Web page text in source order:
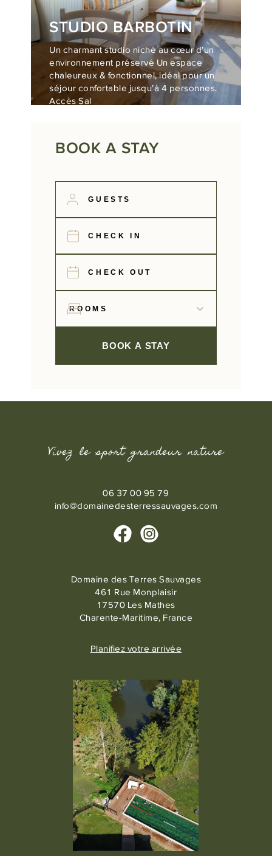
STUDIO BARBOTIN
Un charmant studio niché au cœur d’un
environnement préservé Un espace
chaleureux & fonctionnel, idéal pour un
séjour confortable jusqu’à 4 personnes.
Accès Sal
BOOK A STAY
BOOK A STAY
Domaine des Terres Sauvages
461 Rue Monplaisir
17570 Les Mathes
Charente-Maritime, France
Planifiez votre arrivée
Vivez le sport grandeur nature
06 37 00 95 79
info@domainedesterressauvages.com